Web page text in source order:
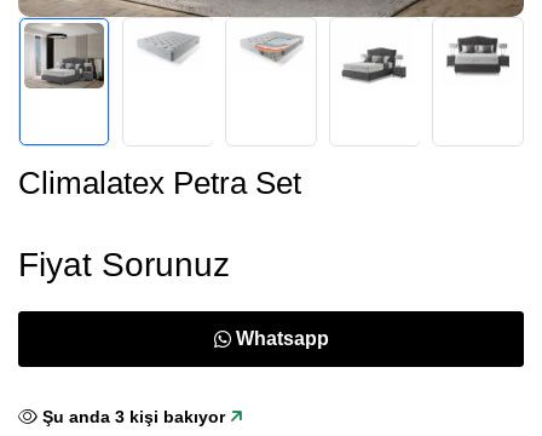
Climalatex Petra Set
Fiyat Sorunuz
Whatsapp
Şu anda 3 kişi bakıyor